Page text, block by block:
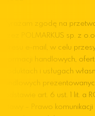
Wyrażam zgodę na
przez POLMARKUS sp. z
adresu e-mail, w celu
informacji handlowych,
produktach i usługach
handlowych
podstawie art. 6 ust. 1 lit. a
ustawy – Prawo